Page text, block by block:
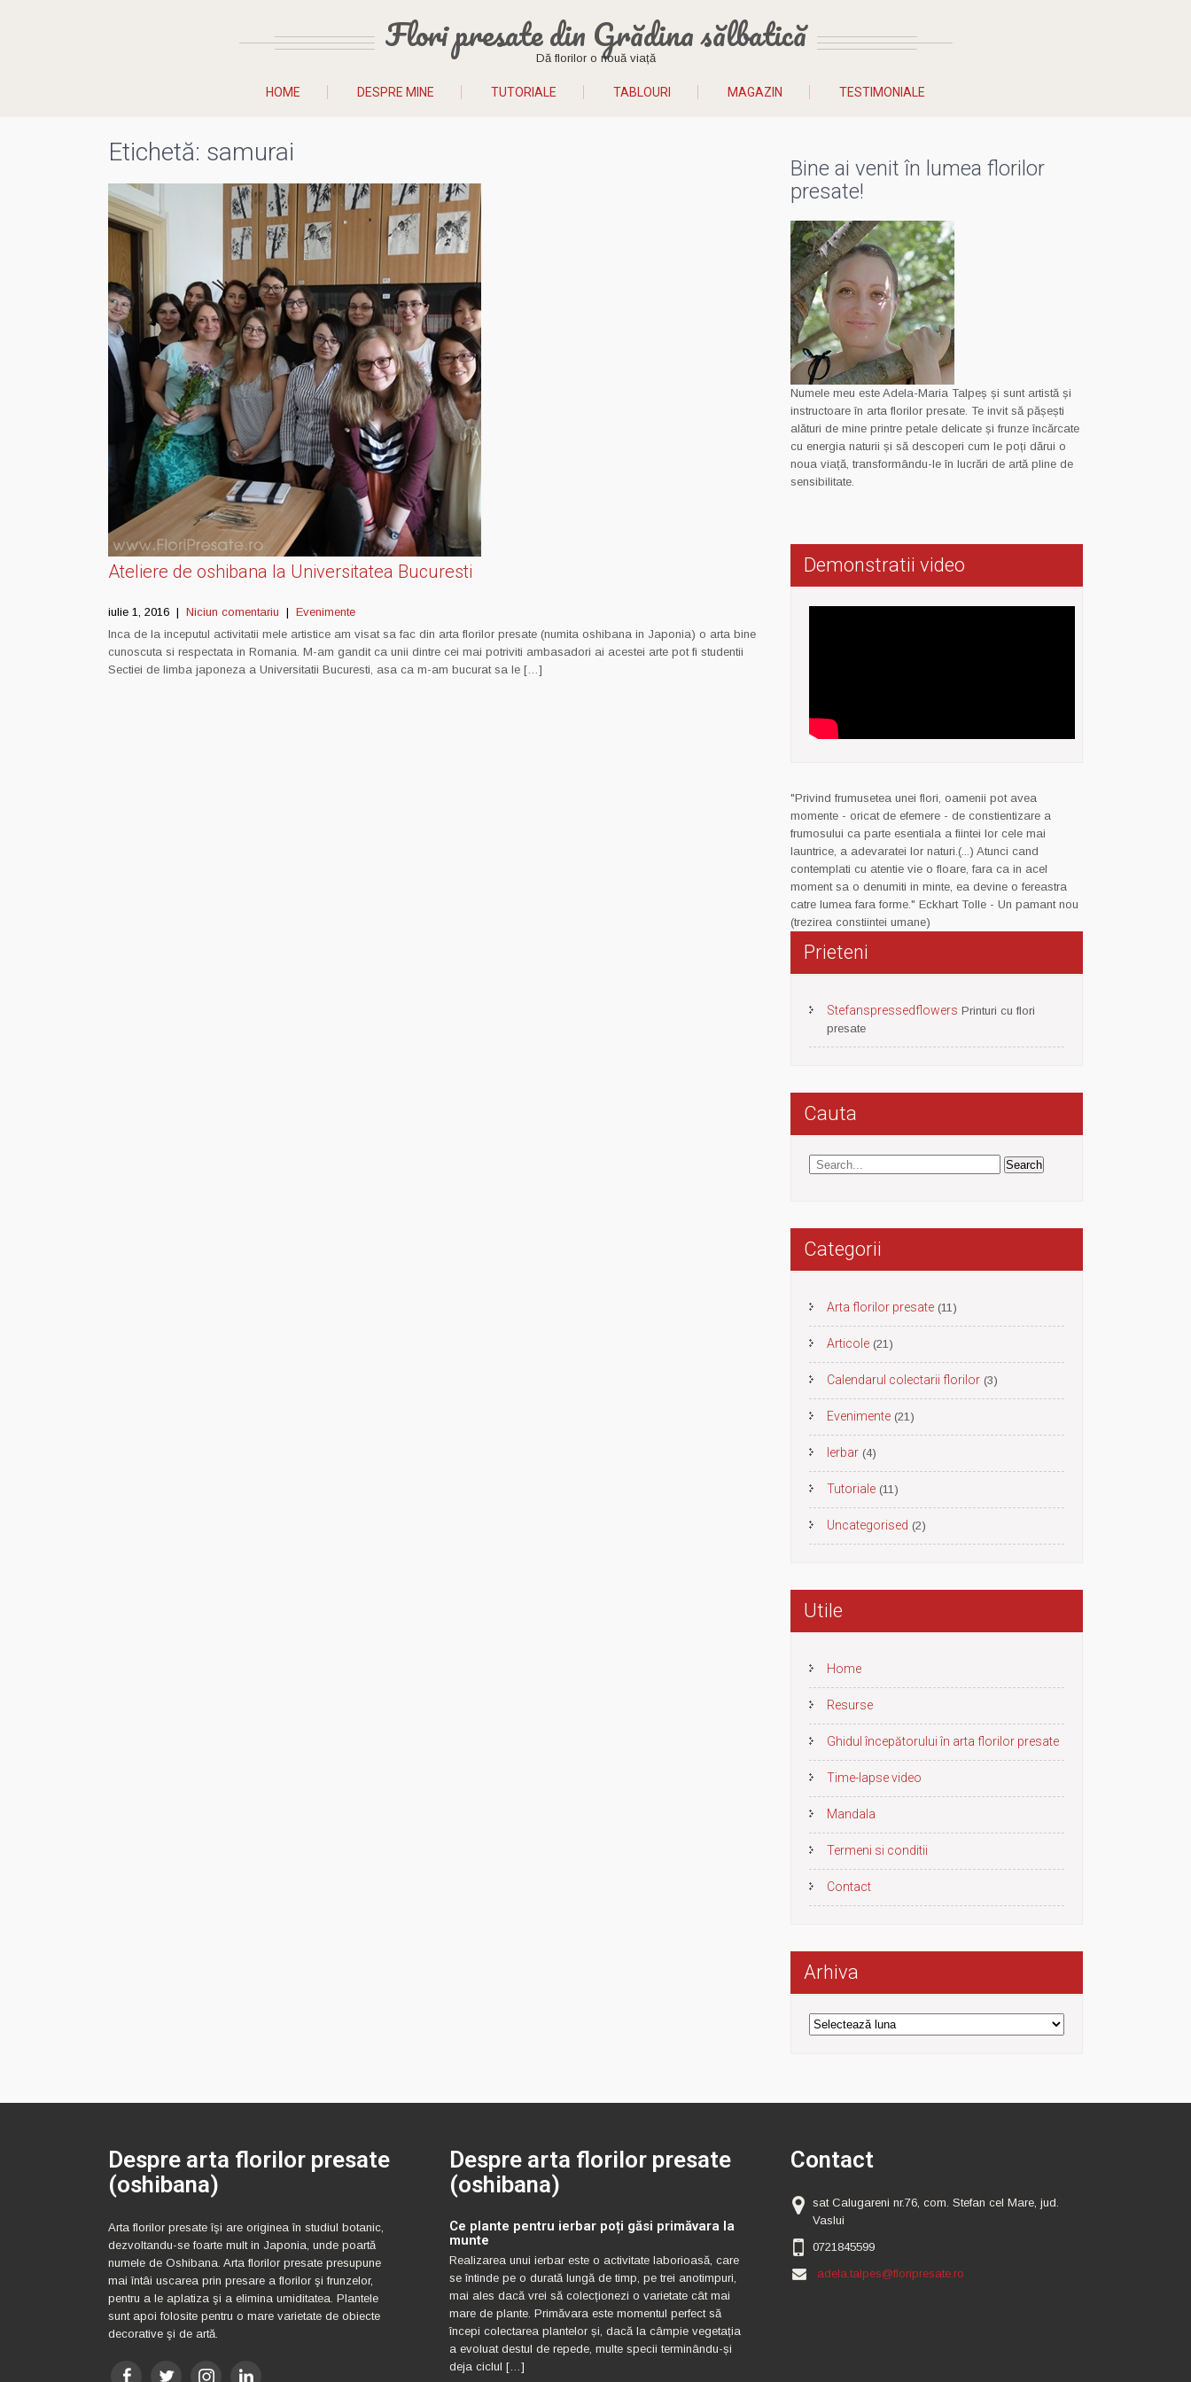
Flori presate din Grădina sălbatică
Dă florilor o nouă viață
HOME DESPRE MINE TUTORIALE TABLOURI MAGAZIN TESTIMONIALE
Etichetă: samurai
Ateliere de oshibana la Universitatea Bucuresti
iulie 1, 2016 | Niciun comentariu | Evenimente
Inca de la inceputul activitatii mele artistice am visat sa fac din arta florilor presate (numita oshibana in Japonia) o arta bine
cunoscuta si respectata in Romania. M-am gandit ca unii dintre cei mai potriviti ambasadori ai acestei arte pot fi studentii
Sectiei de limba japoneza a Universitatii Bucuresti, asa ca m-am bucurat sa le […]
Bine ai venit în lumea florilor
presate!
Numele meu este Adela-Maria Talpeș și sunt artistă și
instructoare în arta florilor presate. Te invit să pășești
alături de mine printre petale delicate și frunze încărcate
cu energia naturii și să descoperi cum le poți dărui o
noua viață, transformându-le în lucrări de artă pline de
sensibilitate.
Demonstratii video
"Privind frumusetea unei flori, oamenii pot avea
momente - oricat de efemere - de constientizare a
frumosului ca parte esentiala a fiintei lor cele mai
launtrice, a adevaratei lor naturi.(...) Atunci cand
contemplati cu atentie vie o floare, fara ca in acel
moment sa o denumiti in minte, ea devine o fereastra
catre lumea fara forme." Eckhart Tolle - Un pamant nou
(trezirea constiintei umane)
Prieteni
Stefanspressedflowers Printuri cu flori
presate
Cauta
Categorii
Arta florilor presate (11)
Articole (21)
Calendarul colectarii florilor (3)
Evenimente (21)
Ierbar (4)
Tutoriale (11)
Uncategorised (2)
Utile
Home
Resurse
Ghidul începătorului în arta florilor presate
Time-lapse video
Mandala
Termeni si conditii
Contact
Arhiva
Arhiva
Despre arta florilor presate
(oshibana)
Arta florilor presate îşi are originea în studiul botanic,
dezvoltandu-se foarte mult in Japonia, unde poartă
numele de Oshibana. Arta florilor presate presupune
mai întâi uscarea prin presare a florilor şi frunzelor,
pentru a le aplatiza şi a elimina umiditatea. Plantele
sunt apoi folosite pentru o mare varietate de obiecte
decorative şi de artă.
Despre arta florilor presate
(oshibana)
Ce plante pentru ierbar poți găsi primăvara la
munte
Realizarea unui ierbar este o activitate laborioasă, care
se întinde pe o durată lungă de timp, pe trei anotimpuri,
mai ales dacă vrei să colecționezi o varietate cât mai
mare de plante. Primăvara este momentul perfect să
începi colectarea plantelor și, dacă la câmpie vegetația
a evoluat destul de repede, multe specii terminându-și
deja ciclul […]
Contact
sat Calugareni nr.76, com. Stefan cel Mare, jud.
Vaslui
0721845599
adela.talpes@floripresate.ro